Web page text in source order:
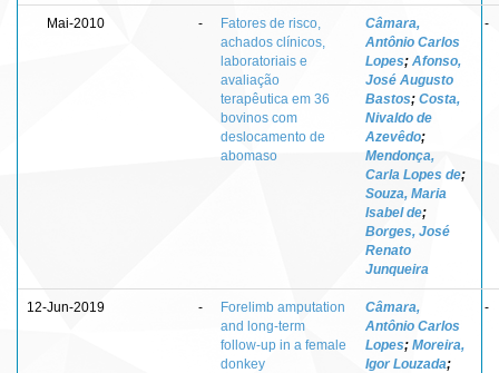
Mai-2010 -
Fatores de risco,
achados clínicos,
laboratoriais e
avaliação
terapêutica em 36
bovinos com
deslocamento de
abomaso
Câmara,
Antônio Carlos
Lopes; Afonso,
José Augusto
Bastos; Costa,
Nivaldo de
Azevêdo;
Mendonça,
Carla Lopes de;
Souza, Maria
Isabel de;
Borges, José
Renato
Junqueira
-
12-Jun-2019 -
Forelimb amputation
and long-term
follow-up in a female
donkey
Câmara,
Antônio Carlos
Lopes; Moreira,
Igor Louzada;
-